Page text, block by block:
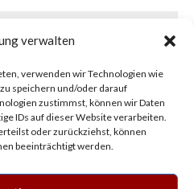
verwalten
verwenden wir Technologien wie
speichern und/oder darauf
zustimmst, können wir Daten
IDs auf dieser Website verarbeiten.
oder zurückziehst, können
beeinträchtigt werden.
GRID IMAGE IPSUM